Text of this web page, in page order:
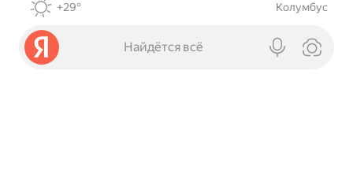
+29° Колумбус
Найдётся всё